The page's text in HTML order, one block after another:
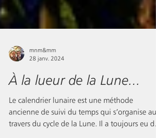
mnm&mm
28 janv. 2024
À la lueur de la Lune...
Le calendrier lunaire est une méthode